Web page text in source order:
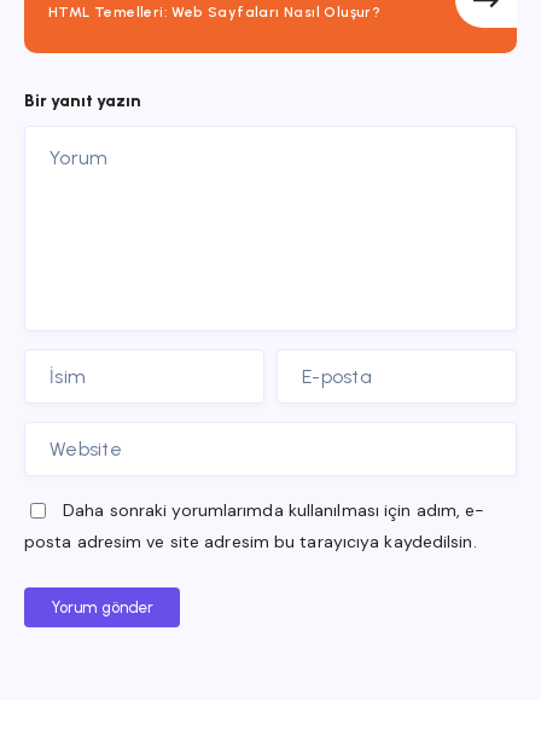
HTML Temelleri: Web Sayfaları Nasıl Oluşur?
Bir yanıt yazın
Daha sonraki yorumlarımda kullanılması için adım, e-
posta adresim ve site adresim bu tarayıcıya kaydedilsin.
Yorum gönder